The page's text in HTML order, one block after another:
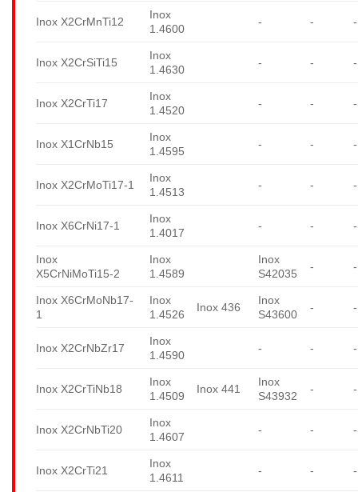
Inox X2CrMnTi12
Inox
1.4600
- - -
Inox X2CrSiTi15
Inox
1.4630
- - -
Inox X2CrTi17
Inox
1.4520
- - -
Inox X1CrNb15
Inox
1.4595
- - -
Inox X2CrMoTi17-1
Inox
1.4513
- - -
Inox X6CrNi17-1
Inox
1.4017
- - -
Inox
X5CrNiMoTi15-2
Inox
1.4589
Inox
S42035
- -
Inox X6CrMoNb17-
1
Inox
1.4526
Inox 436
Inox
S43600
- -
Inox X2CrNbZr17
Inox
1.4590
- - -
Inox X2CrTiNb18
Inox
1.4509
Inox 441
Inox
S43932
- -
Inox X2CrNbTi20
Inox
1.4607
- - -
Inox X2CrTi21
Inox
1.4611
- - -